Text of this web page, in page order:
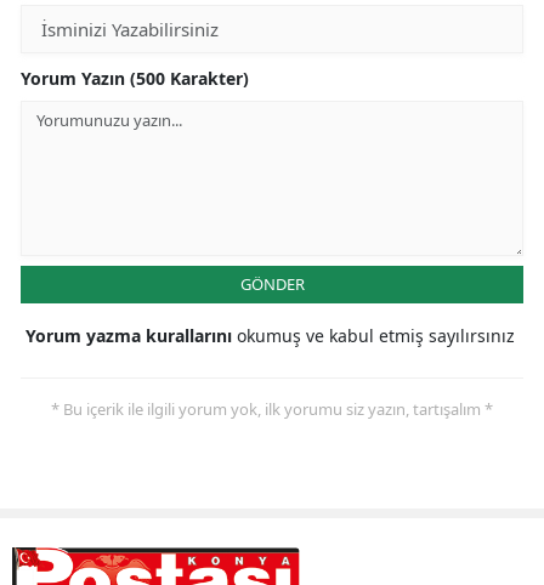
Yorum Yazın (500 Karakter)
GÖNDER
Yorum yazma kurallarını okumuş ve kabul etmiş sayılırsınız
* Bu içerik ile ilgili yorum yok, ilk yorumu siz yazın, tartışalım *